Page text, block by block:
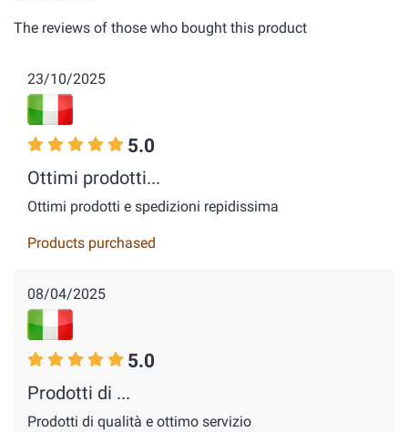
The reviews of those who bought this product
23/10/2025
5.0
Ottimi prodotti...
Ottimi prodotti e spedizioni repidissima
Products purchased
08/04/2025
5.0
Prodotti di ...
Prodotti di qualità e ottimo servizio